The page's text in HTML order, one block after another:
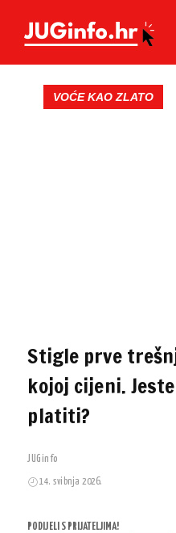
VOĆE KAO ZLATO
Stigle prve
kojoj cijeni.
platiti?
JUGinfo
14. svibnja 2026.
PODIJELI S PRIJATELJIMA!